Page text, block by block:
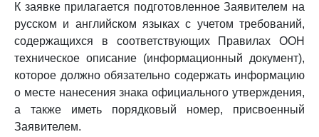
К заявке прилагается подготовленное Заявителем на
русском и английском языках с учетом требований,
содержащихся в соответствующих Правилах ООН
техническое описание (информационный документ),
которое должно обязательно содержать информацию
о месте нанесения знака официального утверждения,
а также иметь порядковый номер, присвоенный
Заявителем.